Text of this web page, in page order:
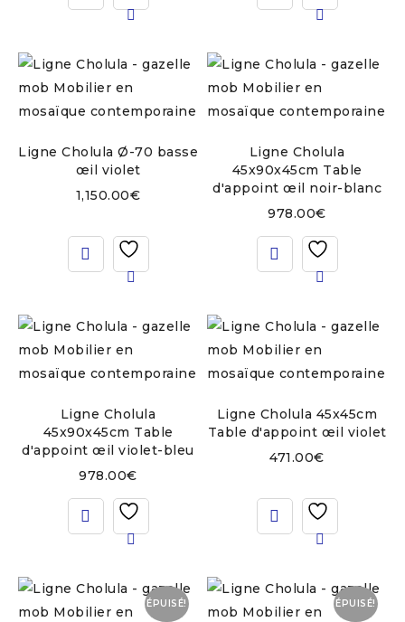
Ligne Cholula Ø-70 basse
œil violet
1,150.00€
Ligne Cholula
45x90x45cm Table
d'appoint œil noir-blanc
978.00€
Ligne Cholula
45x90x45cm Table
d'appoint œil violet-bleu
978.00€
Ligne Cholula 45x45cm
Table d'appoint œil violet
471.00€
ÉPUISÉ! ÉPUISÉ!